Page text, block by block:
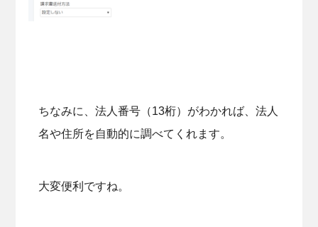
ちなみに、法人番号（13桁）がわかれば、法人
名や住所を自動的に調べてくれます。
大変便利ですね。